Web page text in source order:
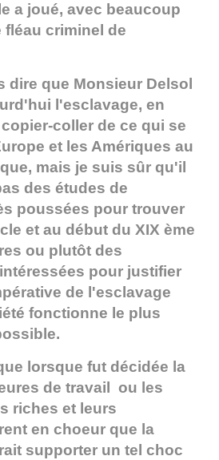
a joué, avec beaucoup
criminel de
dire que Monsieur Delsol
l'esclavage, en
coller de ce qui se
et les Amériques au
mais je suis sûr qu'il
des études de
poussées pour trouver
et au début du XIX ème
ou plutôt des
pour justifier
de l'esclavage
fonctionne le plus
lorsque fut décidée la
de travail ou les
riches et leurs
en choeur que la
supporter un tel choc